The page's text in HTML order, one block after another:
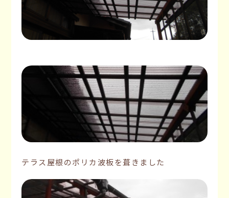
テラス屋根のポリカ波板を葺きました